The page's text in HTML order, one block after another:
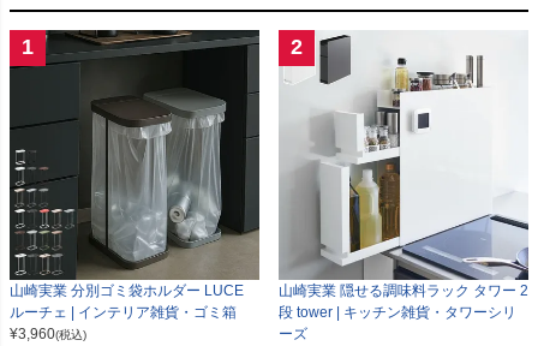
1
山崎実業 分別ゴミ袋ホルダー LUCE
ルーチェ | インテリア雑貨・ゴミ箱
¥3,960(税込)
2
山崎実業 隠せる調味料ラック タワー 2
段 tower | キッチン雑貨・タワーシリ
ーズ